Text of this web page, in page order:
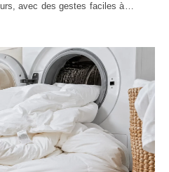
avec des gestes faciles à…